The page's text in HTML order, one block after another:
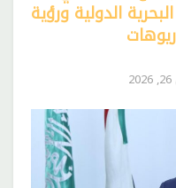
الدولية ورؤية